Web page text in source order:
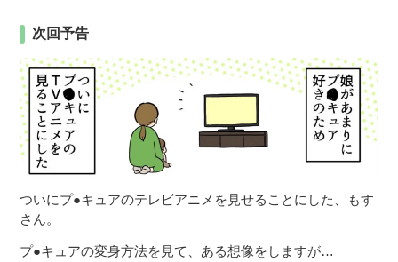
次回予告
ついにプ●キュアのテレビアニメを見せることにした、もす
さん。
プ●キュアの変身方法を見て、ある想像をしますが…